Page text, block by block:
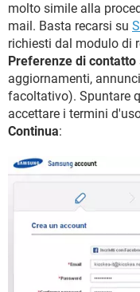
molto simile alla
mail. Basta recarsi su
richiesti dal modulo di
Preferenze di contatto
aggiornamenti,
facoltativo). Spuntare
accettare i termini
Continua: